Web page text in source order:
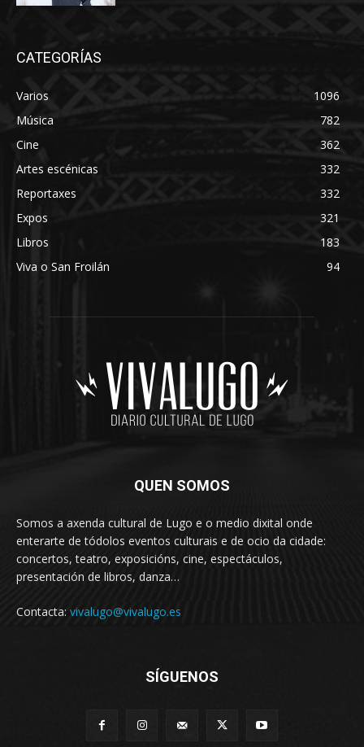
CATEGORÍAS
Varios
1096
Música
782
Cine
362
Artes escénicas
332
Reportaxes
332
Expos
321
Libros
183
Viva o San Froilán
94
QUEN SOMOS
Somos a axenda cultural de Lugo e o medio dixital onde
enterarte de tódolos eventos culturais e de ocio da cidade:
concertos, teatro, exposicións, cine, espectáculos,
presentación de libros, danza…
Contacta: vivalugo@vivalugo.es
SÍGUENOS